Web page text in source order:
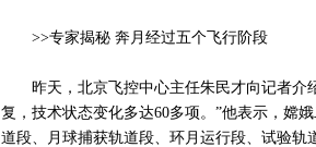
>>专家揭秘 奔月经过五个飞行阶段
昨天，北京飞控中心主任朱民才向记者介
复，技术状态变化多达60多项。”他表示，嫦
道段、月球捕获轨道段、环月运行段、试验